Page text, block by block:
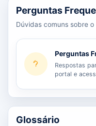
Perguntas
Dúvidas comuns sobre
Perguntas
Respostas
portal e
Glossário